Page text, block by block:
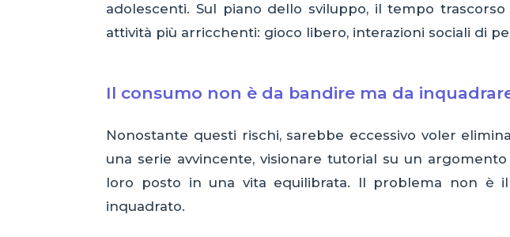
adolescenti. Sul piano dello sviluppo, il tempo
attività più arricchenti: gioco libero, interazioni sociali di
Il consumo non è da bandire ma da
Nonostante questi rischi, sarebbe eccessivo voler
una serie avvincente, visionare tutorial su un
loro posto in una vita equilibrata. Il problema non è
inquadrato.